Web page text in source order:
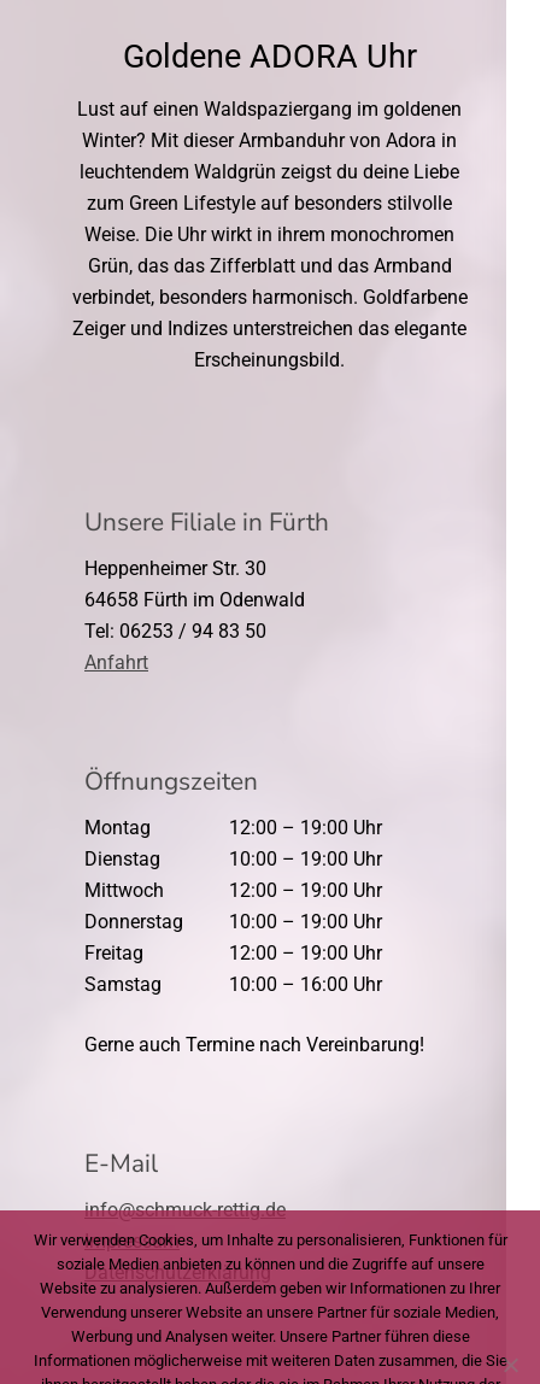
Goldene ADORA Uhr
Lust auf einen Waldspaziergang im goldenen
Winter? Mit dieser Armbanduhr von Adora in
leuchtendem Waldgrün zeigst du deine Liebe
zum Green Lifestyle auf besonders stilvolle
Weise. Die Uhr wirkt in ihrem monochromen
Grün, das das Zifferblatt und das Armband
verbindet, besonders harmonisch. Goldfarbene
Zeiger und Indizes unterstreichen das elegante
Erscheinungsbild.
Unsere Filiale in Fürth
Heppenheimer Str. 30
64658 Fürth im Odenwald
Tel: 06253 / 94 83 50
Anfahrt
Öffnungszeiten
Montag
12:00 – 19:00 Uhr
Dienstag
10:00 – 19:00 Uhr
Mittwoch
12:00 – 19:00 Uhr
Donnerstag
10:00 – 19:00 Uhr
Freitag
12:00 – 19:00 Uhr
Samstag
10:00 – 16:00 Uhr
Gerne auch Termine nach Vereinbarung!
E-Mail
info@schmuck-rettig.de
Impressum
Datenschutzerklärung
Wir verwenden Cookies, um Inhalte zu personalisieren, Funktionen für
soziale Medien anbieten zu können und die Zugriffe auf unsere
Website zu analysieren. Außerdem geben wir Informationen zu Ihrer
Verwendung unserer Website an unsere Partner für soziale Medien,
Werbung und Analysen weiter. Unsere Partner führen diese
Informationen möglicherweise mit weiteren Daten zusammen, die Sie